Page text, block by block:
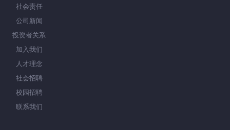
社会责任
公司新闻
投资者关系
加入我们
人才理念
社会招聘
校园招聘
联系我们